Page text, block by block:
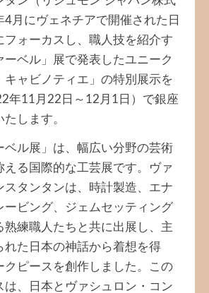
4月にヴェネチアで開催された日
フォーカスし、職人技を紹介す
ーベル」展で発表したユニーク
キャビノティエ」の特別展示を
年11月22日～12月1日）で銀座
します。
ベル展」は、幅広い分野の芸術
える国際的な工芸展です。ヴァ
スタンタンは、時計製造、エナ
ービング、ジェムセッティング
熟練職人たちと共に出展し、主
れた日本の神話から着想を得
クピースを創作しました。この
は、日本とヴァシュロン・コン